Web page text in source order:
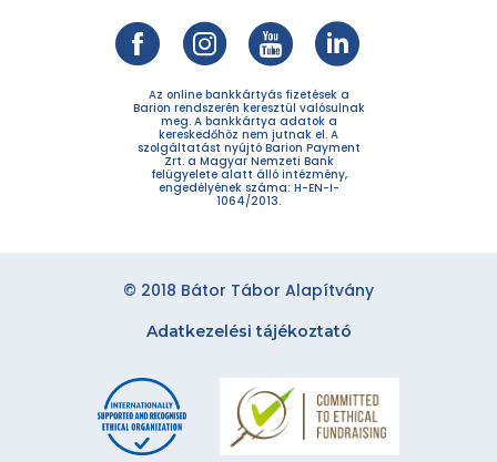
Az online bankkártyás fizetések a
Barion rendszerén keresztül valósulnak
meg. A bankkártya adatok a
kereskedőhöz nem jutnak el. A
szolgáltatást nyújtó Barion Payment
Zrt. a Magyar Nemzeti Bank
felügyelete alatt álló intézmény,
engedélyének száma: H-EN-I-
1064/2013.
© 2018 Bátor Tábor Alapítvány
Adatkezelési tájékoztató